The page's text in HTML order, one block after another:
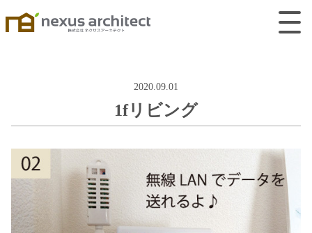
2020.09.01
1fリビング